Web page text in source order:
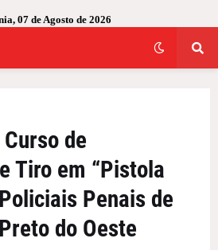
07 de Agosto de 2026
de
Tiro em “Pistola
Penais de
do Oeste